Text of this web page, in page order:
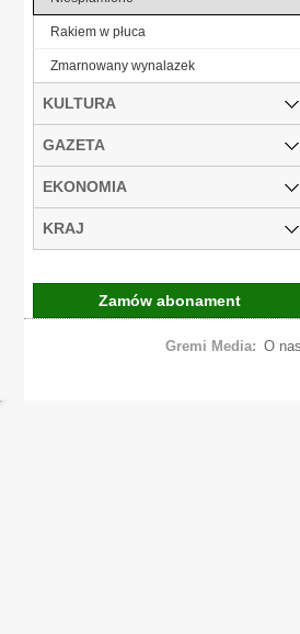
Rakiem w płuca
Zmarnowany wynalazek
KULTURA
GAZETA
EKONOMIA
KRAJ
Zamów abonament
Gremi Media: O nas